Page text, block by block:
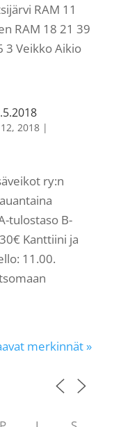
RAM 11
RAM 18 21 39
3 Veikko Aikio
2018|
ry:n
tulostaso B-
Kanttiini ja
11.00.
merkinnät »